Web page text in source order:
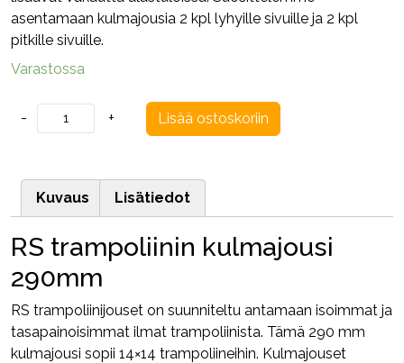
asentamaan kulmajousia 2 kpl lyhyille sivuille ja 2 kpl
pitkille sivuille.
Varastossa
-
trampoliinin
290mm
määrä
+ Lisää ostoskoriin
Kuvaus Lisätiedot
RS trampoliinin kulmajousi
290mm
RS trampoliinijouset on suunniteltu antamaan isoimmat ja
tasapainoisimmat ilmat trampoliinista. Tämä 290 mm
kulmajousi sopii 14×14 trampoliineihin. Kulmajouset